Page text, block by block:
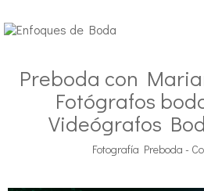
Preboda con
Fotógrafos
Videógrafos
Fotografía Preboda -